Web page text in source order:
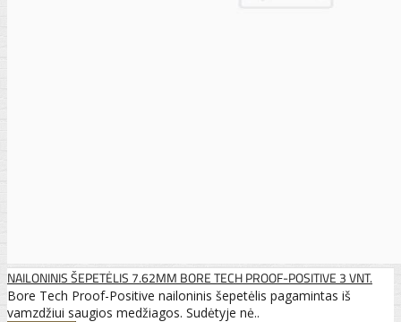
NAILONINIS ŠEPETĖLIS 7.62MM BORE TECH PROOF-POSITIVE 3 VNT.
Bore Tech Proof-Positive nailoninis šepetėlis pagamintas iš
vamzdžiui saugios medžiagos. Sudėtyje nė..